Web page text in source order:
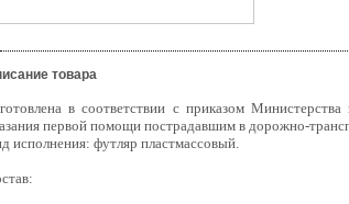
товара
в соответствии с приказом
первой помощи пострадавшим в дорожно-
исполнения: футляр пластмассовый.